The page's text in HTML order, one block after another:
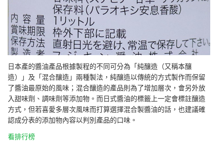
日本產的醬油產品根據製程的不同可分為「純釀造（又稱本釀
造）」及「混合釀造」兩種製法，純釀造以傳統的方式製作而保留
了醬油最原始的風味；混合釀造的產品則為了增加層次，會另外放
入甜味劑、調味劑等添加物。而日式醬油的標籤上一定會標註釀造
方式，但若喜愛多層次風味而打算選擇混合製醬油的話，也建議確
認成分表的添加物內容以判別產品的口味。
看排行榜